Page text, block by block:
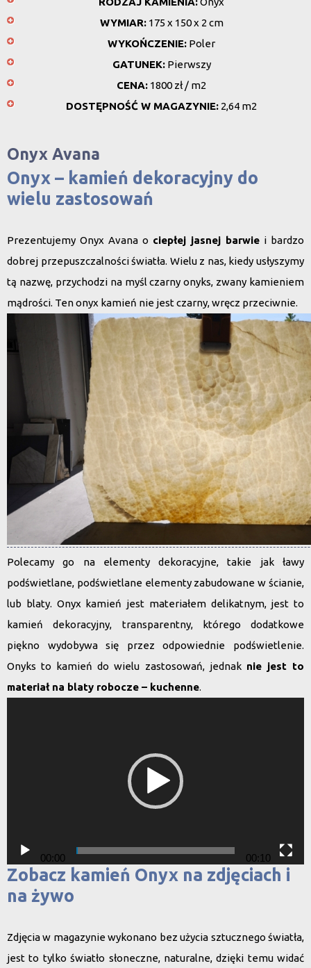
WYMIAR:175 x 150 x 2 cm
WYKOŃCZENIE: Poler
GATUNEK:Pierwszy
CENA: 1800 zł / m2
DOSTĘPNOŚĆ W MAGAZYNIE: 2,64 m2
Onyx Avana
Onyx – kamień dekoracyjny do
wielu zastosowań
Prezentujemy Onyx Avana o ciepłej jasnej barwie i bardzo
dobrej przepuszczalności światła. Wielu z nas, kiedy usłyszymy
tą nazwę, przychodzi na myśl czarny onyks, zwany kamieniem
mądrości. Ten onyx kamień nie jest czarny, wręcz przeciwnie.
Polecamy go na elementy dekoracyjne, takie jak ławy
podświetlane, podświetlane elementy zabudowane w ścianie,
lub blaty. Onyx kamień jest materiałem delikatnym, jest to
kamień dekoracyjny, transparentny, którego dodatkowe
piękno wydobywa się przez odpowiednie podświetlenie.
Onyks to kamień do wielu zastosowań, jednak nie jest to
materiał na blaty robocze – kuchenne.
00:00 00:10
Zobacz kamień Onyx na zdjęciach i
na żywo
Zdjęcia w magazynie wykonano bez użycia sztucznego światła,
jest to tylko światło słoneczne, naturalne, dzięki temu widać